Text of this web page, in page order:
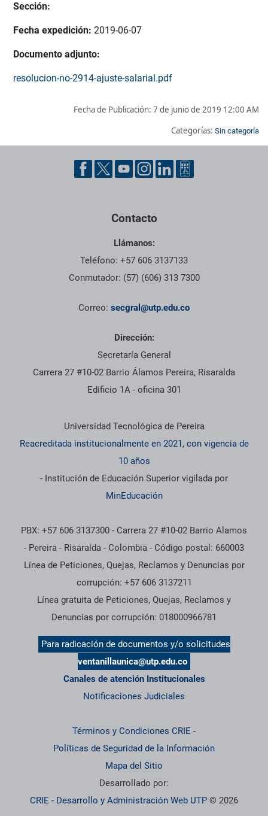
Sección:
Fecha expedición: 2019-06-07
Documento adjunto:
resolucion-no-2914-ajuste-salarial.pdf
Fecha de Publicación: 7 de junio de 2019 12:00 AM
Categorías: Sin categoría
Pie de página con información de contacto, redes sociales y
Contacto
Llámanos:
Teléfono: +57 606 3137133
Conmutador: (57) (606) 313 7300
Correo: secgral@utp.edu.co
Dirección:
Secretaría General
Carrera 27 #10-02 Barrio Álamos Pereira, Risaralda
Edificio 1A - oficina 301
Información institucional
Universidad Tecnológica de Pereira
Reacreditada institucionalmente en 2021, con vigencia de
10 años
- Institución de Educación Superior vigilada por
MinEducación
PBX: +57 606 3137300 - Carrera 27 #10-02 Barrio Alamos
- Pereira - Risaralda - Colombia - Código postal: 660003
Línea de Peticiones, Quejas, Reclamos y Denuncias por
corrupción: +57 606 3137211
Línea gratuita de Peticiones, Quejas, Reclamos y
Denuncias por corrupción: 018000966781
Para radicación de documentos y/o solicitudes
ventanillaunica@utp.edu.co
Canales de atención Institucionales
Notificaciones Judiciales
Términos y Condiciones CRIE -
Políticas de Seguridad de la Información
Mapa del Sitio
Desarrollado por:
CRIE - Desarrollo y Administración Web UTP © 2026